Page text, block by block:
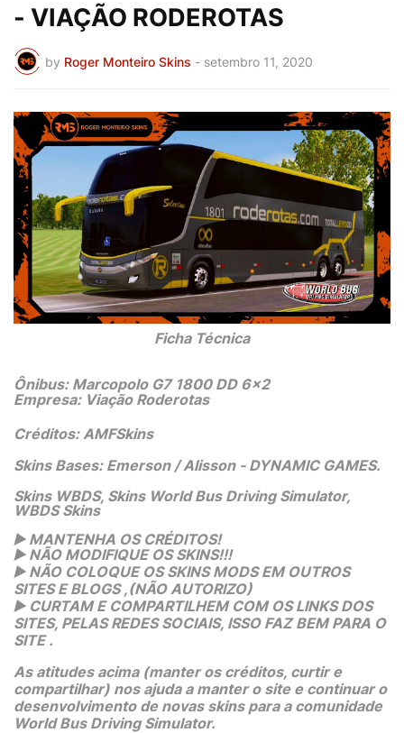
- VIAÇÃO RODEROTAS
by Roger Monteiro Skins - setembro 11, 2020
Ficha Técnica
Ônibus: Marcopolo G7 1800 DD 6x2
Empresa: Viação Roderotas
Créditos: AMFSkins
Skins Bases: Emerson / Alisson - DYNAMIC GAMES.
Skins WBDS, Skins World Bus Driving Simulator,
WBDS Skins
▶️ MANTENHA OS CRÉDITOS!
▶️ NÃO MODIFIQUE OS SKINS!!!
▶️ NÃO COLOQUE OS SKINS MODS EM OUTROS
SITES E BLOGS ,(NÃO AUTORIZO)
▶️ CURTAM E COMPARTILHEM COM OS LINKS DOS
SITES, PELAS REDES SOCIAIS, ISSO FAZ BEM PARA O
SITE .
As atitudes acima (manter os créditos, curtir e
compartilhar) nos ajuda a manter o site e continuar o
desenvolvimento de novas skins para a comunidade
World Bus Driving Simulator.